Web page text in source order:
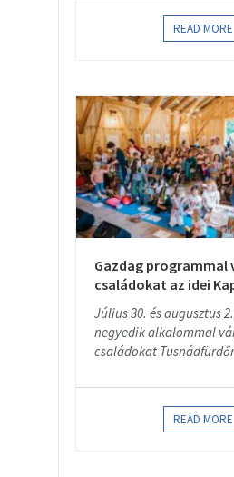
READ MORE
Gazdag programmal
családokat az idei
Július 30. és augusztus
negyedik alkalommal
családokat
READ MORE